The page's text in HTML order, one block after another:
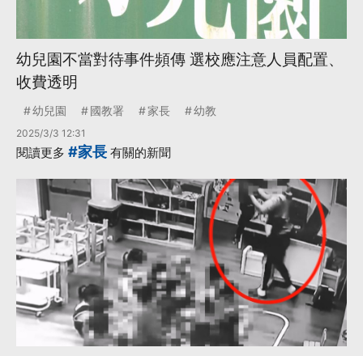
幼兒園不當對待事件頻傳 選校應注意人員配置、
收費透明
幼兒園 國教署 家長 幼教
2025/3/3 12:31
閱讀更多 #家長 有關的新聞